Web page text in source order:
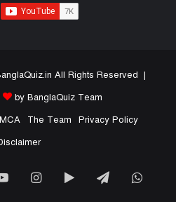
All Rights Reserved |
by BanglaQuiz Team
The Team
Privacy Policy
YouTubeInstagram
GoogleTelegram